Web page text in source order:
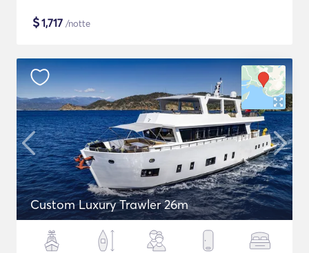
$1,717 /notte
Custom Luxury Trawler 26m